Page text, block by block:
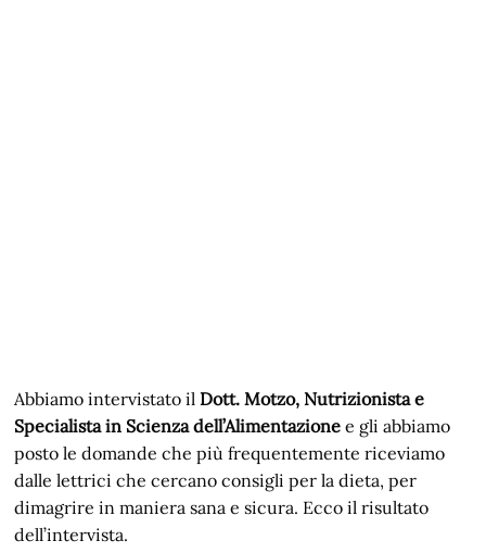
Abbiamo intervistato ilDott. Motzo, Nutrizionista e
Specialista in Scienza dell’Alimentazione e gli abbiamo
posto le domande che più frequentemente riceviamo
dalle lettrici che cercano consigli per la dieta, per
dimagrire in maniera sana e sicura. Ecco il risultato
dell’intervista.